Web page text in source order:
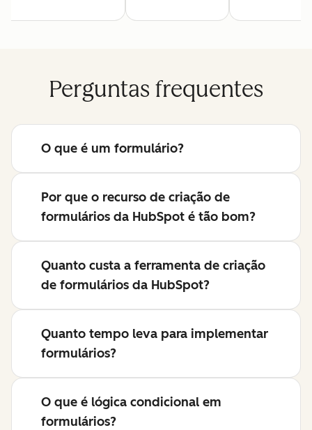
Perguntas frequentes
O que é um formulário?
Por que o recurso de criação de
formulários da HubSpot é tão bom?
Quanto custa a ferramenta de criação
de formulários da HubSpot?
Quanto tempo leva para implementar
formulários?
O que é lógica condicional em
formulários?